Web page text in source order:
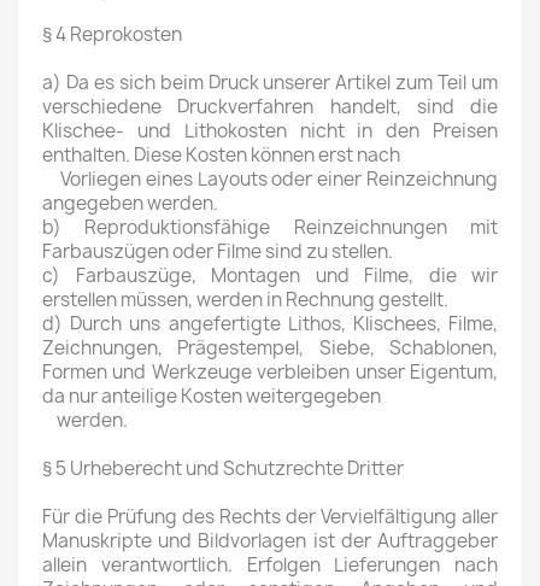
§ 4 Reprokosten
a) Da es sich beim Druck unserer Artikel zum Teil um
verschiedene Druckverfahren handelt, sind die
Klischee- und Lithokosten nicht in den Preisen
enthalten. Diese Kosten können erst nach
Vorliegen eines Layouts oder einer Reinzeichnung
angegeben werden.
b) Reproduktionsfähige Reinzeichnungen mit
Farbauszügen oder Filme sind zu stellen.
c) Farbauszüge, Montagen und Filme, die wir
erstellen müssen, werden in Rechnung gestellt.
d) Durch uns angefertigte Lithos, Klischees, Filme,
Zeichnungen, Prägestempel, Siebe, Schablonen,
Formen und Werkzeuge verbleiben unser Eigentum,
da nur anteilige Kosten weitergegeben
werden.
§ 5 Urheberecht und Schutzrechte Dritter
Für die Prüfung des Rechts der Vervielfältigung aller
Manuskripte und Bildvorlagen ist der Auftraggeber
allein verantwortlich. Erfolgen Lieferungen nach